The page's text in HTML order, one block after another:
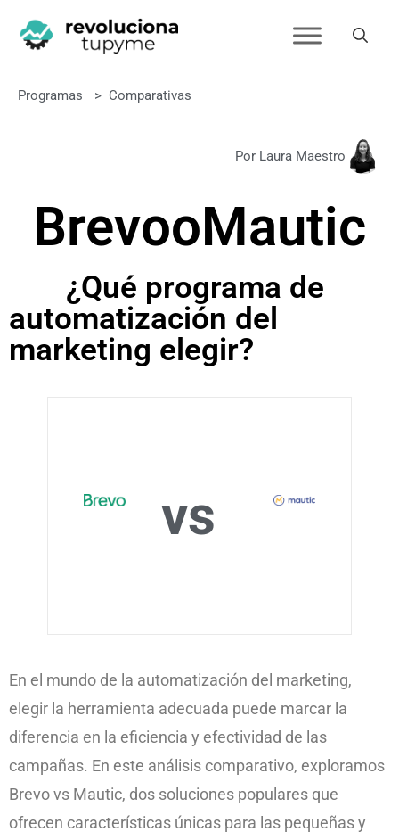
Programas > Comparativas
Por Laura Maestro
BrevooMautic
¿Qué programa de
automatización del
marketing elegir?
vs
En el mundo de la automatización del marketing,
elegir la herramienta adecuada puede marcar la
diferencia en la eficiencia y efectividad de las
campañas. En este análisis comparativo, exploramos
Brevo vs Mautic, dos soluciones populares que
ofrecen características únicas para las pequeñas y